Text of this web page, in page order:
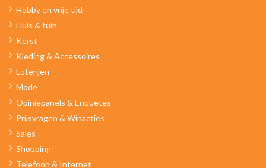
Hobby en vrije tijd
Huis & tuin
Kerst
Kleding & Accessoires
Loterijen
Mode
Opiniepanels & Enquetes
Prijsvragen & Winacties
Sales
Shopping
Telefoon & Internet